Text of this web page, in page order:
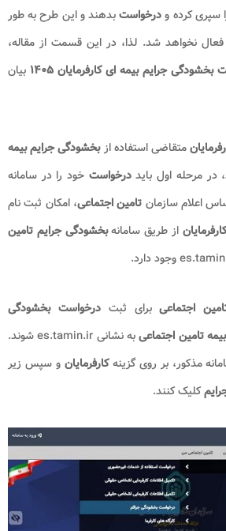
سپری کرده ودرخواستبدهند و این طرح به طور
نخواهد شد. لذا، در این قسمت از مقاله،
بخشودگی جرایم بیمه ای کارفرمایان ۱۴۰۵ بیان
متقاضی استفاده ازبخشودگی جرایم بیمه
در مرحله اول بایددرخواست خود را در سامانه
اعلام سازمان تامین اجتماعی، امکان ثبت نام
از طریق سامانهبخشودگی جرایم تامین
اجتماعیبرای ثبتدرخواست بخشودگی
بیمه تامین اجتماعی
به نشانی es.tamin.ir شوند.
مذکور، بر روی گزینهکارفرمایانو سپس زیر
کلیک کنند.